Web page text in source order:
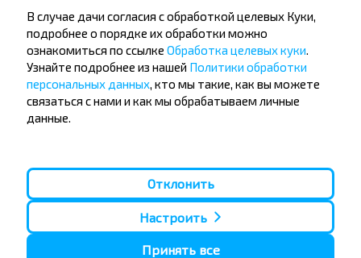
Не пропусти специальные акции, скидки и
другие интересные предложения INFOBUS.
Подпишись на получение новостей и
путешествуй с нами дешевле!
В случае дачи согласия с обработкой целевых Куки,
подробнее о порядке их обработки можно
ознакомиться по ссылке Обработка целевых куки.
Узнайте подробнее из нашей Политики обработки
персональных данных, кто мы такие, как вы можете
связаться с нами и как мы обрабатываем личные
данные.
Отклонить
Настроить
Принять все